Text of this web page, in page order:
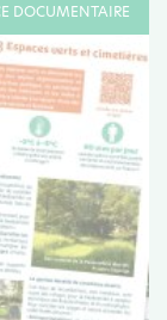
DOCUMENTAIRE